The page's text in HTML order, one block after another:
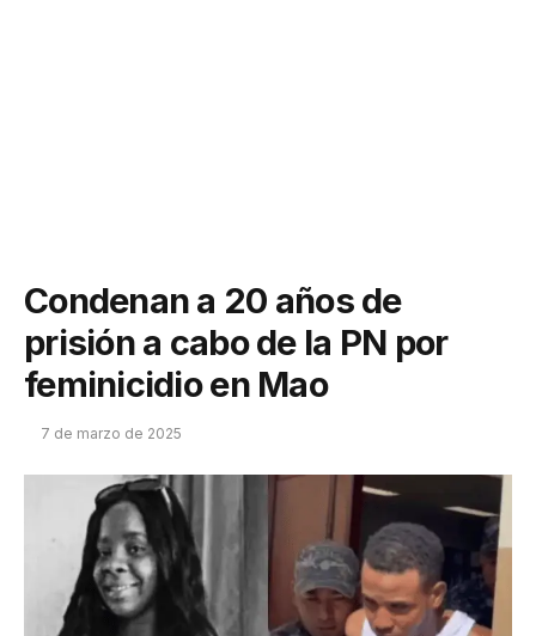
Condenan a 20 años de
prisión a cabo de la PN por
feminicidio en Mao
7 de marzo de 2025